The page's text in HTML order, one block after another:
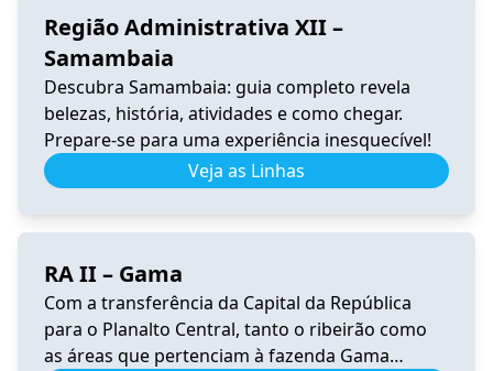
Região Administrativa XII –
Samambaia
Descubra Samambaia: guia completo revela
belezas, história, atividades e como chegar.
Prepare-se para uma experiência inesquecível!
Veja as Linhas
RA II – Gama
Com a transferência da Capital da República
para o Planalto Central, tanto o ribeirão como
as áreas que pertenciam à fazenda Gama